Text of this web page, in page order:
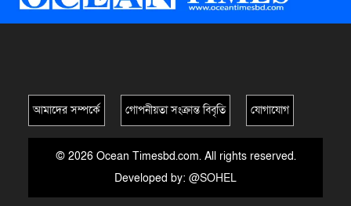
আমাদের সম্পর্কে গোপনীয়তা সংক্রান্ত বিবৃতি যোগাযোগ
© 2026 Ocean Timesbd.com. All rights reserved.
Developed by: @SOHEL